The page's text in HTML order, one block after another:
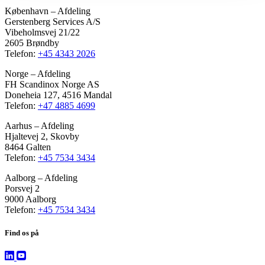
København – Afdeling
Gerstenberg Services A/S
Vibeholmsvej 21/22
2605 Brøndby
Telefon: +45 4343 2026
Norge – Afdeling
FH Scandinox Norge AS
Doneheia 127, 4516 Mandal
Telefon: +47 4885 4699
Aarhus – Afdeling
Hjaltevej 2, Skovby
8464 Galten
Telefon: +45 7534 3434
Aalborg – Afdeling
Porsvej 2
9000 Aalborg
Telefon: +45 7534 3434
Find os på